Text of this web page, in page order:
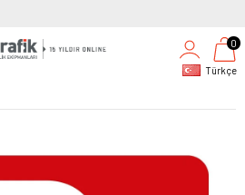
Türkçe
0